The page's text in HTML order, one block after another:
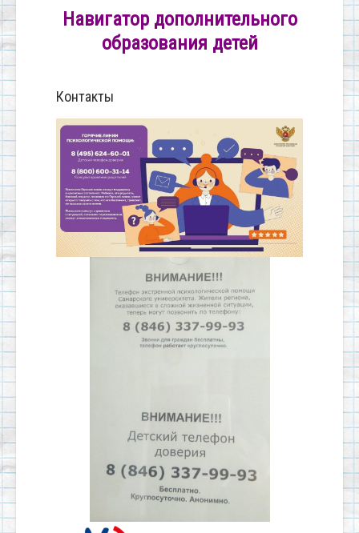
Навигатор дополнительного
образования детей
Контакты